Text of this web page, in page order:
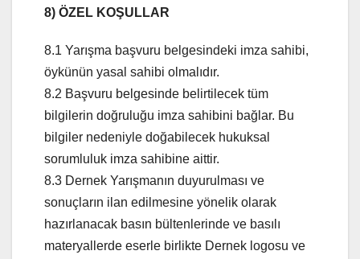
8) ÖZEL KOŞULLAR
8.1 Yarışma başvuru belgesindeki imza sahibi,
öykünün yasal sahibi olmalıdır.
8.2 Başvuru belgesinde belirtilecek tüm
bilgilerin doğruluğu imza sahibini bağlar. Bu
bilgiler nedeniyle doğabilecek hukuksal
sorumluluk imza sahibine aittir.
8.3 Dernek Yarışmanın duyurulması ve
sonuçların ilan edilmesine yönelik olarak
hazırlanacak basın bültenlerinde ve basılı
materyallerde eserle birlikte Dernek logosu ve